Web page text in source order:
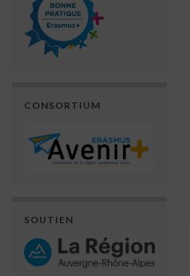
CONSORTIUM
SOUTIEN